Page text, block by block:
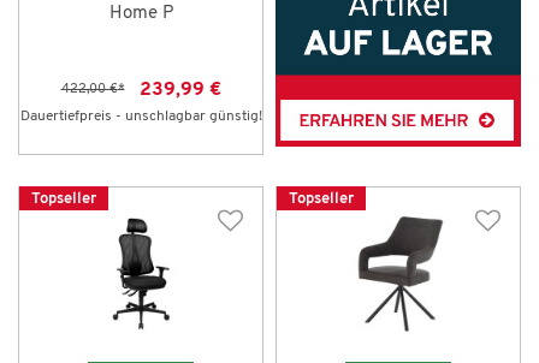
Home P
422,00 €* 239,99 €
Dauertiefpreis - unschlagbar günstig!
Topseller Topseller